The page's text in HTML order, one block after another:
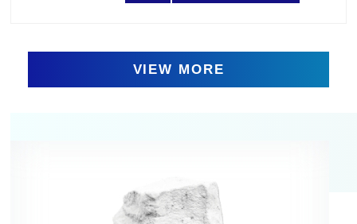
VIEW MORE